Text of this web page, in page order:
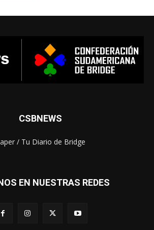
CSBNEWS
/ Tu Diario de Bridge
EN NUESTRAS REDES